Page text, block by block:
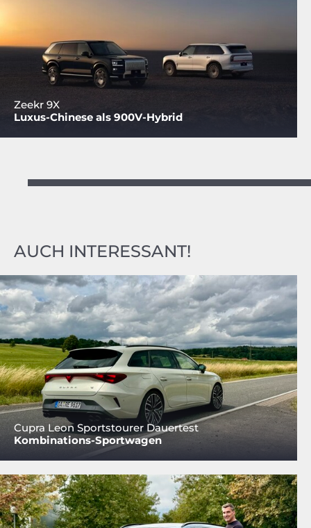
Zeekr 9X
Luxus-Chinese als 900V-Hybrid
AUCH INTERESSANT!
Cupra Leon Sportstourer Dauertest
Kombinations-Sportwagen